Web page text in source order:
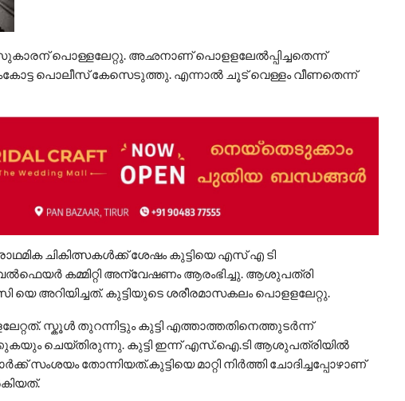
പൊള്ളലേറ്റു. അഛനാണ് പൊളളലേൽപ്പിച്ചതെന്ന്
പൊലീസ് കേസെടുത്തു. എന്നാൽ ചൂട് വെള്ളം വീണതെന്ന്
ചികിത്സകൾക്ക് ശേഷം കുട്ടിയെ എസ് എ ടി
കമ്മിറ്റി അന്വേഷണം ആരംഭിച്ചു. ആശുപത്രി
അറിയിച്ചത്. കുട്ടിയുടെ ശരീരമാസകലം പൊളളലേറ്റു.
സ്കൂള്‍ തുറന്നിട്ടും കുട്ടി എത്താത്തതിനെത്തുടര്‍ന്ന്
ചെയ്തിരുന്നു. കുട്ടി ഇന്ന് എസ്.ഐ.ടി ആശുപത്രിയില്‍
സംശയം തോന്നിയത്.കുട്ടിയെ മാറ്റി നിര്‍ത്തി ചോദിച്ചപ്പോഴാണ്